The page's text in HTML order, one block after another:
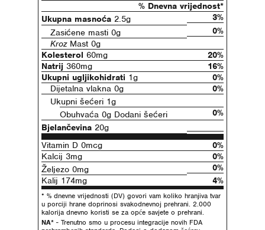
% Dnevna vrijednost*
Ukupna masnoća 2.5g
3%
Zasićene masti 0g
0%
KrozMast 0g
Kolesterol 60mg
20%
Natrij 360mg
16%
Ukupni ugljikohidrati 1g
0%
Dijetalna vlakna 0g
0%
Ukupni šećeri 1g
Obuhvaća 0g Dodani šećeri
0%
Bjelančevina 20g
Vitamin D 0mcg
0%
Kalcij 3mg
0%
Željezo 0mg
0%
Kalij 174mg
4%
* % dnevne vrijednosti (DV) govori vam koliko hranjiva tvar
u porciji hrane doprinosi svakodnevnoj prehrani. 2.000
kalorija dnevno koristi se za opće savjete o prehrani.
NA* - Trenutno smo u procesu integracije novih FDA